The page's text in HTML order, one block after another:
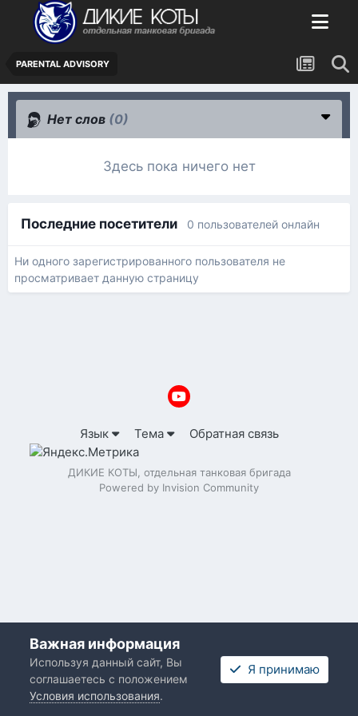
PARENTAL ADVISORY
Нет слов (0)
Здесь пока ничего нет
Последние посетители 0 пользователей онлайн
Ни одного зарегистрированного пользователя не
просматривает данную страницу
Язык Тема Обратная связь
ДИКИЕ КОТЫ, отдельная танковая бригада
Powered by Invision Community
Важная информация
Используя данный сайт, Вы
соглашаетесь с положением
Условия использования.
Я принимаю